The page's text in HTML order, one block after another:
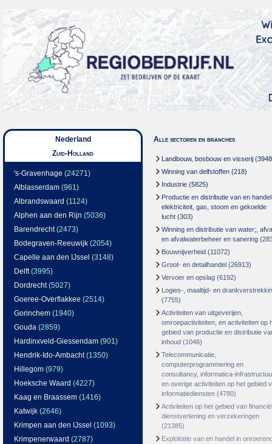
Nederland
Zuid-Holland
's-Gravenhage (24271)
Alblasserdam (961)
Albrandswaard (1124)
Alphen aan den Rijn (5036)
Barendrecht(2473)
Bodegraven-Reeuwijk (2054)
Capelle aan den IJssel (3148)
Delft(3995)
Dordrecht(5027)
Goeree-Overflakkee (2514)
Gorinchem (1940)
Gouda (2859)
Hardinxveld-Giessendam (901)
Hendrik-Ido-Ambacht(1350)
Hillegom (979)
Hoeksche Waard (4227)
Kaag en Braassem (1416)
Katwijk (2646)
Krimpen aan den IJssel (1093)
Krimpenerwaard (2787)
Alle sectoren en branches
Landbouw, bosbouw en visserij
Winning van delfstoffen (218)
Industrie (5825)
Productie en distributie van en
elektriciteit, gas, stoom en gekoelde
lucht (303)
Winning en distributie van water;,
en afvalwaterbeheer en sanering
Bouwnijverheid (11072)
Groot- en detailhandel (26913)
Vervoer en opslag (6192)
Logies-, maaltijd- en
(7755)
Activiteiten van uitgeverijen,
omroepactiviteiten, en activiteiten op
gebied van productie en distributie
inhoud (1046)
Telecommunicatie,
computerprogrammering en
consultancy, informatica-
en overige activiteiten op het gebied
informatiediensten (4780)
Activiteiten op het gebied van
dienstverlening en verzekeringen
(21385)
Exploitatie van en handel in